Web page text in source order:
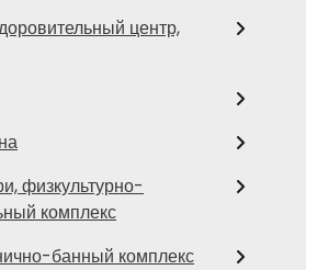
центр,
физкультурно-
комплекс
банный комплекс